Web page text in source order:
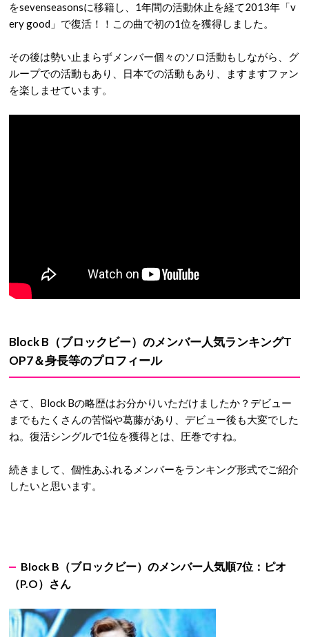
をsevenseasonsに移籍し、1年間の活動休止を経て2013年「v
ery good」で復活！！この曲で初の1位を獲得しました。
その後は勢い止まらずメンバー個々のソロ活動もしながら、グ
ループでの活動もあり、日本での活動もあり、ますますファン
を楽しませています。
Block B （ブロックビー）のメンバー人気ランキングT
OP7＆身長等のプロフィール
さて、Block Bの略歴はお分かりいただけましたか？デビュー
までもたくさんの苦悩や葛藤があり、デビュー後も大変でした
ね。復活シングルで1位を獲得とは、圧巻ですね。
続きまして、個性あふれるメンバーをランキング形式でご紹介
したいと思います。
Block B （ブロックビー）のメンバー人気順7位：ピオ
（P.O）さん